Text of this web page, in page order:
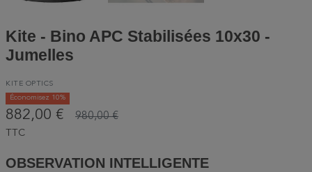
Kite - Bino APC Stabilisées 10x30 -
Jumelles
KITE OPTICS
Économisez 10%
882,00 € 980,00 €
TTC
OBSERVATION INTELLIGENTE